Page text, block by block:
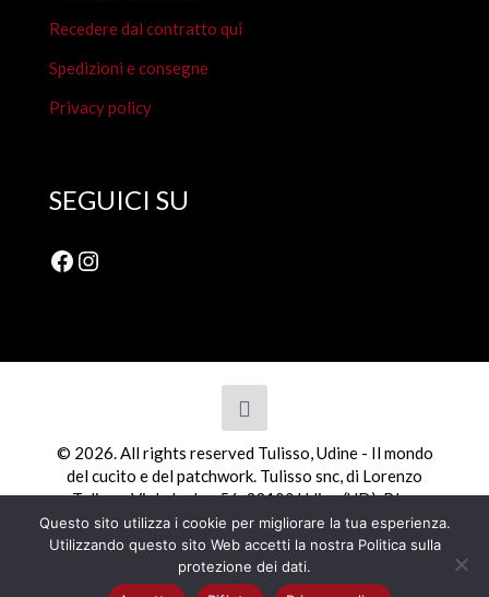
Recedere dal contratto qui
Spedizioni e consegne
Privacy policy
SEGUICI SU
Facebook
Instagram
© 2026. All rights reserved Tulisso, Udine - Il mondo
del cucito e del patchwork. Tulisso snc, di Lorenzo
Tulisso, Viale Ledra, 56, 33100 Udine (UD). P.Iva
01798110308
Questo sito utilizza i cookie per migliorare la tua esperienza.
Utilizzando questo sito Web accetti la nostra Politica sulla
protezione dei dati.